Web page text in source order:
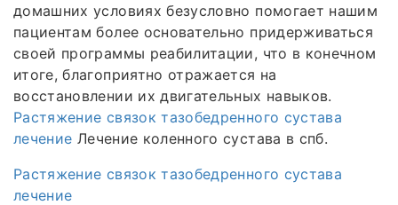
домашних условиях безусловно помогает нашим
пациентам более основательно придерживаться
своей программы реабилитации, что в конечном
итоге, благоприятно отражается на
восстановлении их двигательных навыков.
Растяжение связок тазобедренного сустава
лечение Лечение коленного сустава в спб.
Растяжение связок тазобедренного сустава
лечение